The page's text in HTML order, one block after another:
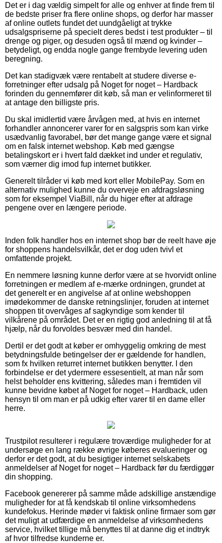
Det er i dag vældig simpelt for alle og enhver at finde frem til
de bedste priser fra flere online shops, og derfor har masser
af online outlets fundet det uundgåeligt at trykke
udsalgspriserne på specielt deres bedst i test produkter – til
drenge og piger, og desuden også til mænd og kvinder –
betydeligt, og endda nogle gange frembyde levering uden
beregning.
Det kan stadigvæk være rentabelt at studere diverse e-
forretninger efter udsalg på Noget for noget – Hardback
forinden du gennemfører dit køb, så man er velinformeret til
at antage den billigste pris.
Du skal imidlertid være årvågen med, at hvis en internet
forhandler annoncerer varer for en salgspris som kan virke
usædvanlig favorabel, bør det mange gange være et signal
om en falsk internet webshop. Køb med gængse
betalingskort er i hvert fald dækket ind under et regulativ,
som værner dig imod fup internet butikker.
Generelt tilråder vi køb med kort eller MobilePay. Som en
alternativ mulighed kunne du overveje en afdragsløsning
som for eksempel ViaBill, når du higer efter at afdrage
pengene over en længere periode.
Inden folk handler hos en internet shop bør de reelt have øje
for shoppens handelsvilkår, det er dog uden tvivl et
omfattende projekt.
En nemmere løsning kunne derfor være at se hvorvidt online
forretningen er medlem af e-mærke ordningen, grundet at
det generelt er en angivelse af at online webshoppen
imødekommer de danske retningslinjer, foruden at internet
shoppen tit overvåges af sagkyndige som kender til
vilkårene på området. Det er en rigtig god anledning til at få
hjælp, når du forvoldes besvær med din handel.
Dertil er det godt at køber er omhyggelig omkring de mest
betydningsfulde betingelser der er gældende for handlen,
som fx hvilken returret internet butikken benytter. I den
forbindelse er det ydermere essesentielt, at man når som
helst beholder ens kvittering, således man i fremtiden vil
kunne bevidne købet af Noget for noget – Hardback, uden
hensyn til om man er på udkig efter varer til en dame eller
herre.
Trustpilot resulterer i regulære troværdige muligheder for at
undersøge en lang række øvrige køberes evalueringer og
derfor er det godt, at du besigtiger internet selskabets
anmeldelser af Noget for noget – Hardback før du færdiggør
din shopping.
Facebook genererer på samme måde adskillige anstændige
muligheder for at få kendskab til online virksomhedens
kundefokus. Herinde møder vi faktisk online firmaer som gør
det muligt at udfærdige en anmeldelse af virksomhedens
service, hvilket tillige må benyttes til at danne dig et indtryk
af hvor tilfredse kunderne er.